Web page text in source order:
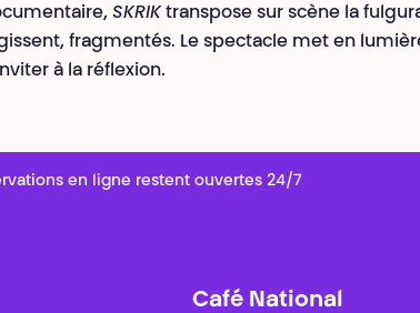
SKRIK transpose sur scène la
fragmentés. Le spectacle met en
à la réflexion.
en ligne restent ouvertes 24/7
Café National